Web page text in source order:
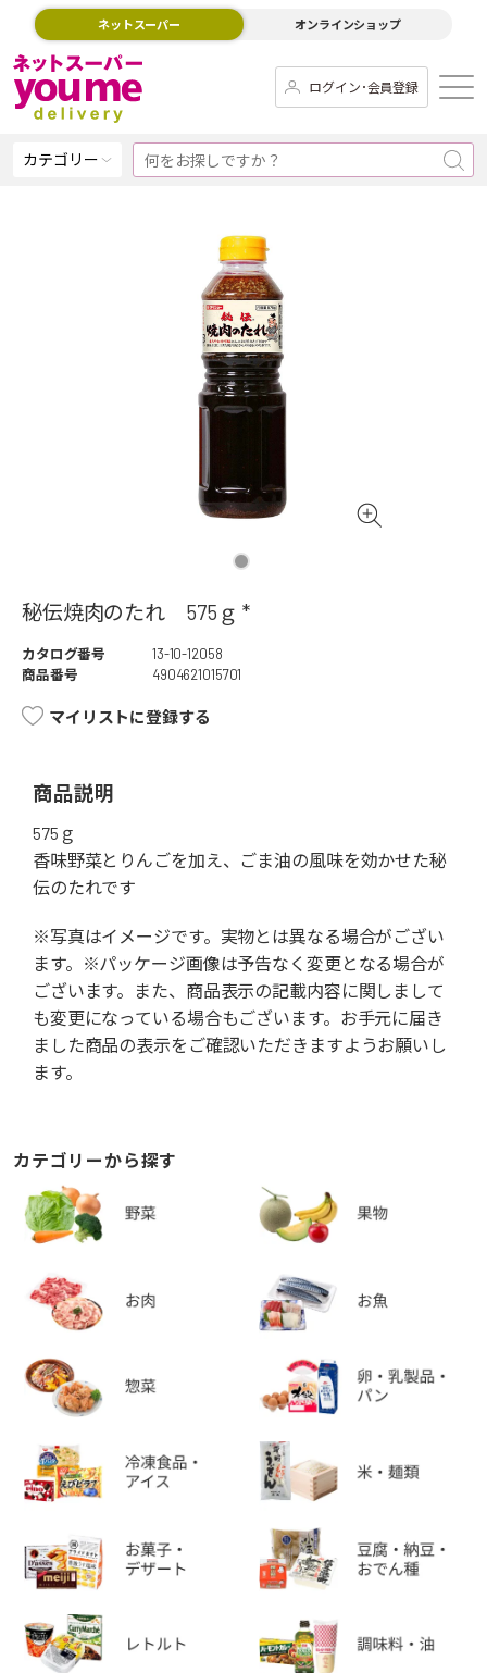
ネットスーパー オンラインショップ
ログイン･会員登録
カテゴリー
秘伝焼肉のたれ 575ｇ *
カタログ番号
13-10-12058
商品番号
4904621015701
マイリストに登録する
商品説明
575ｇ
香味野菜とりんごを加え、ごま油の風味を効かせた秘
伝のたれです
※写真はイメージです。実物とは異なる場合がござい
ます。※パッケージ画像は予告なく変更となる場合が
ございます。また、商品表示の記載内容に関しまして
も変更になっている場合もございます。お手元に届き
ました商品の表示をご確認いただきますようお願いし
ます。
カテゴリーから探す